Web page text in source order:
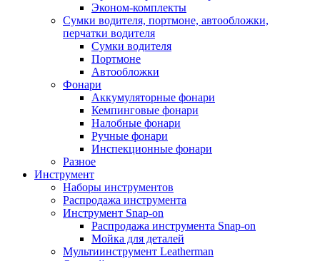
Эконом-комплекты
Сумки водителя, портмоне, автообложки,
перчатки водителя
Cумки водителя
Портмоне
Автообложки
Фонари
Аккумуляторные фонари
Кемпинговые фонари
Налобные фонари
Ручные фонари
Инспекционные фонари
Разное
Инструмент
Наборы инструментов
Распродажа инструмента
Инструмент Snap-on
Распродажа инструмента Snap-on
Мойка для деталей
Мультиинструмент Leatherman